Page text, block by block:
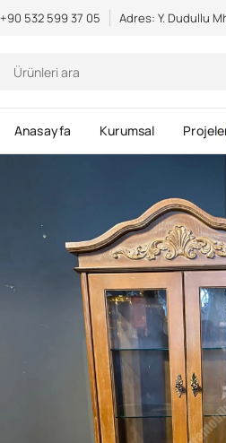
+90 532 599 37 05 Adres: Y. Dudullu
Anasayfa Kurumsal
Kullanıcı adı veya e-posta
adresi
*Gerekli
Beni hatırla
Giriş Yap
Scientific Bodybuilding: an